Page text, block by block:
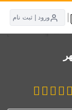
ورود | ثبت نام